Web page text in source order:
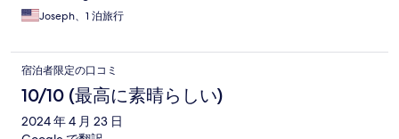
Joseph、1 泊旅行
宿泊者限定の口コミ
10/10 (最高に素晴らしい)
2024 年 4 月 23 日